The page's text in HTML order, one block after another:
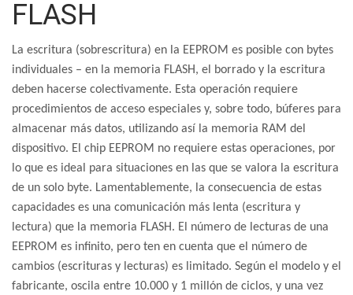
FLASH
La escritura (sobrescritura) en la EEPROM es posible con bytes
individuales – en la memoria FLASH, el borrado y la escritura
deben hacerse colectivamente. Esta operación requiere
procedimientos de acceso especiales y, sobre todo, búferes para
almacenar más datos, utilizando así la memoria RAM del
dispositivo. El chip EEPROM no requiere estas operaciones, por
lo que es ideal para situaciones en las que se valora la escritura
de un solo byte. Lamentablemente, la consecuencia de estas
capacidades es una comunicación más lenta (escritura y
lectura) que la memoria FLASH. El número de lecturas de una
EEPROM es infinito, pero ten en cuenta que el número de
cambios (escrituras y lecturas) es limitado. Según el modelo y el
fabricante, oscila entre 10.000 y 1 millón de ciclos, y una vez